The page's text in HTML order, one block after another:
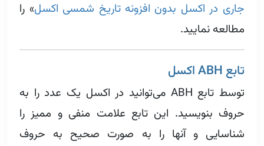
جاری در اکسل بدون افزونه تاریخ شمسی اکسل» را
مطالعه نمایید.
تابع ABH اکسل
توسط تابع ABH می‌توانید در اکسل یک عدد را به
حروف بنویسید. این تابع علامت منفی و ممیز را
شناسایی و آنها را به صورت صحیح به حروف